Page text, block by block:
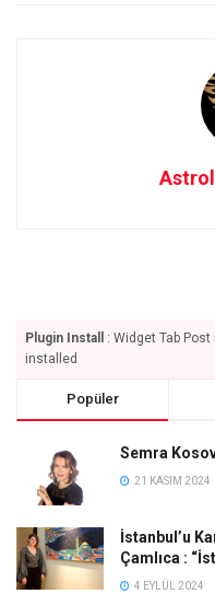
Plugin Install
: Widget Tab
installed
Popüler
Semra
21 KASIM 2024
İstanbul’u
Çamlıca :
4 EYLÜL 2024